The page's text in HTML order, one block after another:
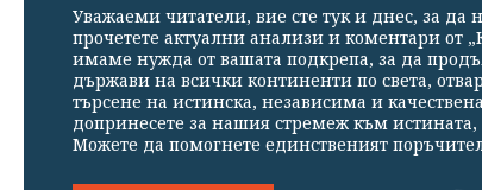
Уважаеми читатели, вие сте тук и днес, за да
прочетете актуални анализи и коментари от
имаме нужда от вашата подкрепа, за да
държави на всички континенти по света,
търсене на истинска, независима и
допринесете за нашия стремеж към
Можете да помогнете единственият